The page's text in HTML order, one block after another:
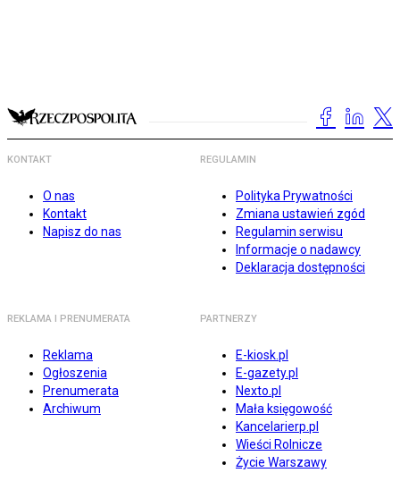
KONTAKT
O nas
Kontakt
Napisz do nas
REGULAMIN
Polityka Prywatności
Zmiana ustawień zgód
Regulamin serwisu
Informacje o nadawcy
Deklaracja dostępności
REKLAMA I PRENUMERATA
Reklama
Ogłoszenia
Prenumerata
Archiwum
PARTNERZY
E-kiosk.pl
E-gazety.pl
Nexto.pl
Mała księgowość
Kancelarierp.pl
Wieści Rolnicze
Życie Warszawy